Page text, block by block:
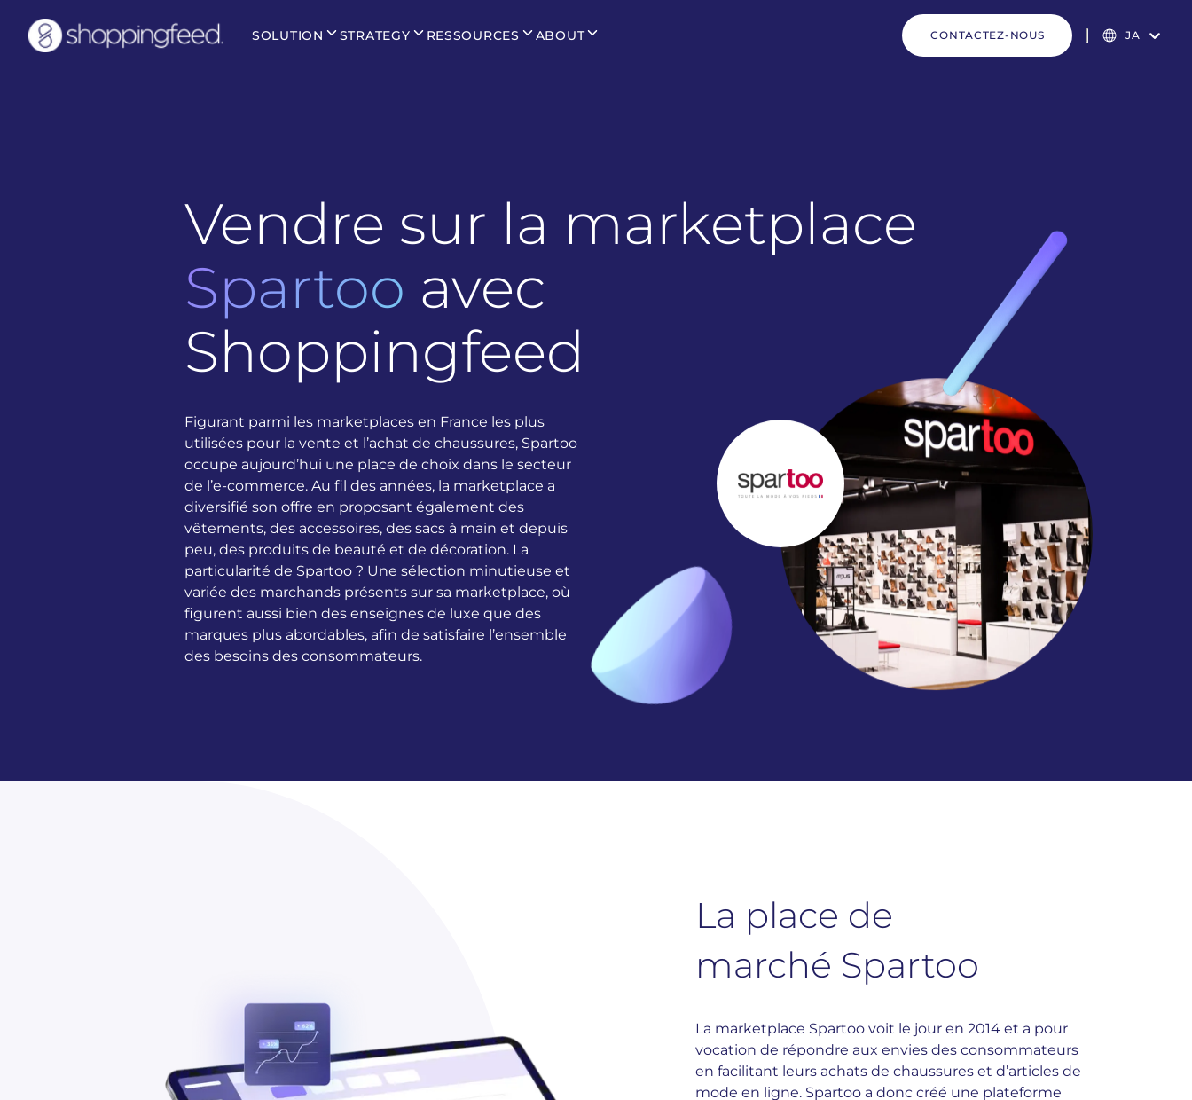
SOLUTION STRATEGY RESSOURCES ABOUT CONTACTEZ-NOUS JA
Vendre sur la marketplace
Spartoo avec
Shoppingfeed
Figurant parmi les marketplaces en France les plus
utilisées pour la vente et l’achat de chaussures, Spartoo
occupe aujourd’hui une place de choix dans le secteur
de l’e-commerce. Au fil des années, la marketplace a
diversifié son offre en proposant également des
vêtements, des accessoires, des sacs à main et depuis
peu, des produits de beauté et de décoration. La
particularité de Spartoo ? Une sélection minutieuse et
variée des marchands présents sur sa marketplace, où
figurent aussi bien des enseignes de luxe que des
marques plus abordables, afin de satisfaire l’ensemble
des besoins des consommateurs.
La place de
marché Spartoo
La marketplace Spartoo voit le jour en 2014 et a pour
vocation de répondre aux envies des consommateurs
en facilitant leurs achats de chaussures et d’articles de
mode en ligne. Spartoo a donc créé une plateforme